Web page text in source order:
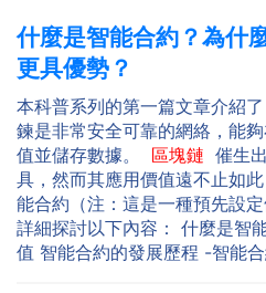
什麼是智能合約？為什
更具優勢？
本科普系列的第一篇文章介紹了
鍊是非常安全可靠的網絡，能
值並儲存數據。
區塊鏈 催生
具，然而其應用價值遠不止如此
能合約（注：這是一種預先設
詳細探討以下內容： 什麼是智
值 智能合約的發展歷程 -智能合